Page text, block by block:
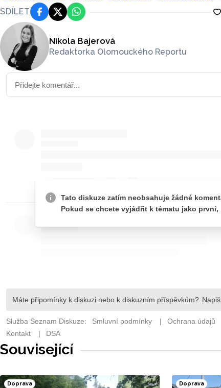
SDÍLET FacebookPlatforma X
WhatsApp
Nikola Bajerová
Redaktorka Olomouckého Reportu
Související
Doprava Doprava